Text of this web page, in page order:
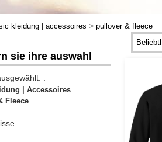
kleidung | accessoires > pullover & fleece
sie ihre auswahl
:
| Accessoires
Fleece